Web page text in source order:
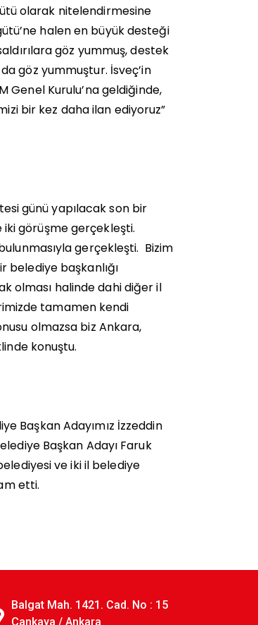
olarak nitelendirmesine
halen en büyük desteği
göz yummuş, destek
da göz yummuştur. İsveç’in
Genel Kurulu’na geldiğinde,
bir kez daha ilan ediyoruz”
günü yapılacak son bir
iki görüşme gerçekleşti.
gerçekleşti. Bizim
belediye başkanlığı
olması halinde dahi diğer il
tamamen kendi
olmazsa biz Ankara,
konuştu.
Başkan Adayımız İzzeddin
Başkan Adayı Faruk
ve iki il belediye
etti.
Balgat Mah. 1421. Cad. No : 15
Çankaya / Ankara